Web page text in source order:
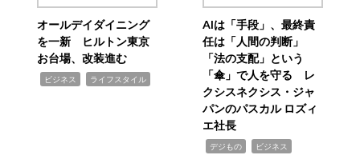
オールデイダイニング
を一新 ヒルトン東京
お台場、改装進む
ビジネス ライフスタイル
AIは「手段」、最終責
任は「人間の判断」
「法の支配」という
「傘」で人を守る レ
クシスネクシス・ジャ
パンのパスカル ロズィ
エ社長
デジもの ビジネス